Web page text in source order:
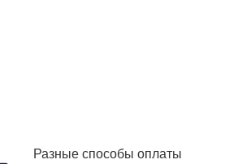
Разные способы оплаты